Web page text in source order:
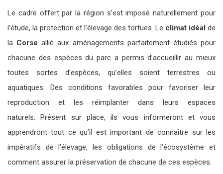
Le cadre offert par la région s’est imposé naturellement pour
l’étude, la protection et l’élevage des tortues. Le climat idéal de
la Corse allié aux aménagements parfaitement étudiés pour
chacune des espèces du parc a permis d’accueillir au mieux
toutes sortes d’espèces, qu’elles soient terrestres ou
aquatiques. Des conditions favorables pour favoriser leur
reproduction et les réimplanter dans leurs espaces
naturels. Présent sur place, ils vous informeront et vous
apprendront tout ce qu’il est important de connaître sur les
impératifs de l’élevage, les obligations de l’écosystème et
comment assurer la préservation de chacune de ces espèces.